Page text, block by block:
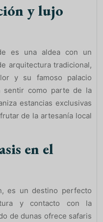
y lujo
es una aldea con un
arquitectura tradicional,
y su famoso palacio
sentir como parte de la
estancias exclusivas
de la artesanía local
en el
es un destino perfecto
y contacto con la
de dunas ofrece safaris